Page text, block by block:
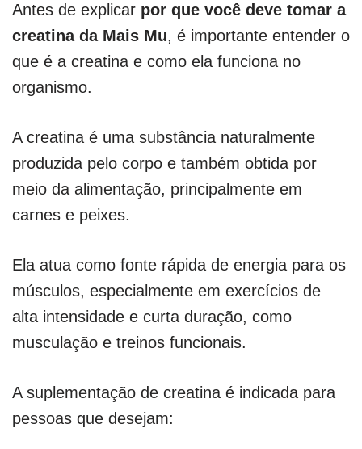
Antes de explicar por que você deve tomar a
creatina da Mais Mu, é importante entender o
que é a creatina e como ela funciona no
organismo.
A creatina é uma substância naturalmente
produzida pelo corpo e também obtida por
meio da alimentação, principalmente em
carnes e peixes.
Ela atua como fonte rápida de energia para os
músculos, especialmente em exercícios de
alta intensidade e curta duração, como
musculação e treinos funcionais.
A suplementação de creatina é indicada para
pessoas que desejam: